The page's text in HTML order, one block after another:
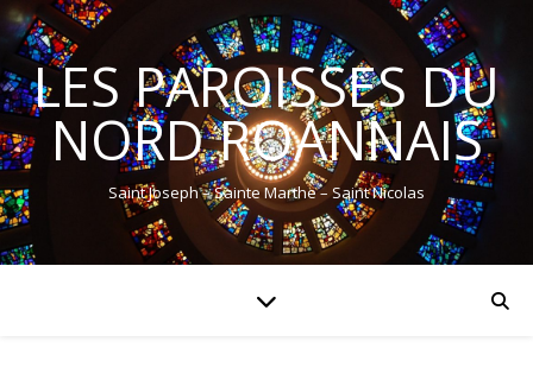
LES PAROISSES DU
NORD ROANNAIS
Saint Joseph – Sainte Marthe – Saint Nicolas